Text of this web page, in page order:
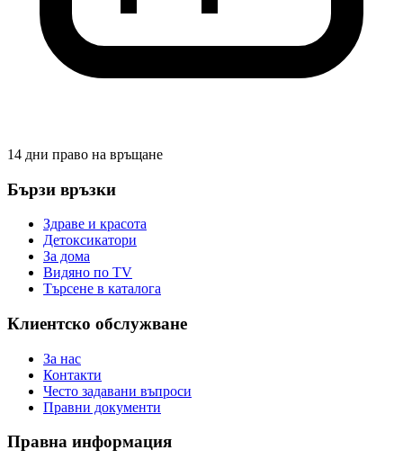
14 дни право на връщане
Бързи връзки
Здраве и красота
Детоксикатори
За дома
Видяно по TV
Търсене в каталога
Клиентско обслужване
За нас
Контакти
Често задавани въпроси
Правни документи
Правна информация